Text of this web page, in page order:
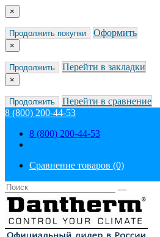
×
Продолжить покупки Оформить
×
Продолжить Перейти в закладки
×
Продолжить
Перейти в сравнение
8 (800) 200-44-53
8 (800) 200-44-53
Сравнение товаров (0)